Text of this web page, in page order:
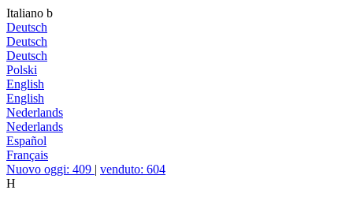
Italiano b
Deutsch
Deutsch
Deutsch
Polski
English
English
Nederlands
Nederlands
Español
Français
Nuovo oggi: 409 | venduto: 604
H